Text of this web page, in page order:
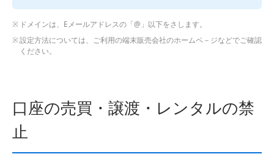
ドメインは、Eメールアドレスの「@」以下をさします。
設定方法については、ご利用の端末販売会社のホームペ－ジなどでご確認
ください。
口座の売買・譲渡・レンタルの禁
止